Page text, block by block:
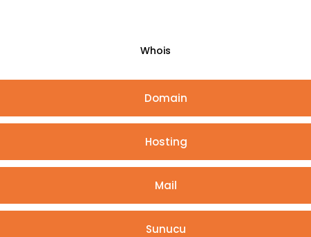
Whois
Domain
Hosting
Mail
Sunucu